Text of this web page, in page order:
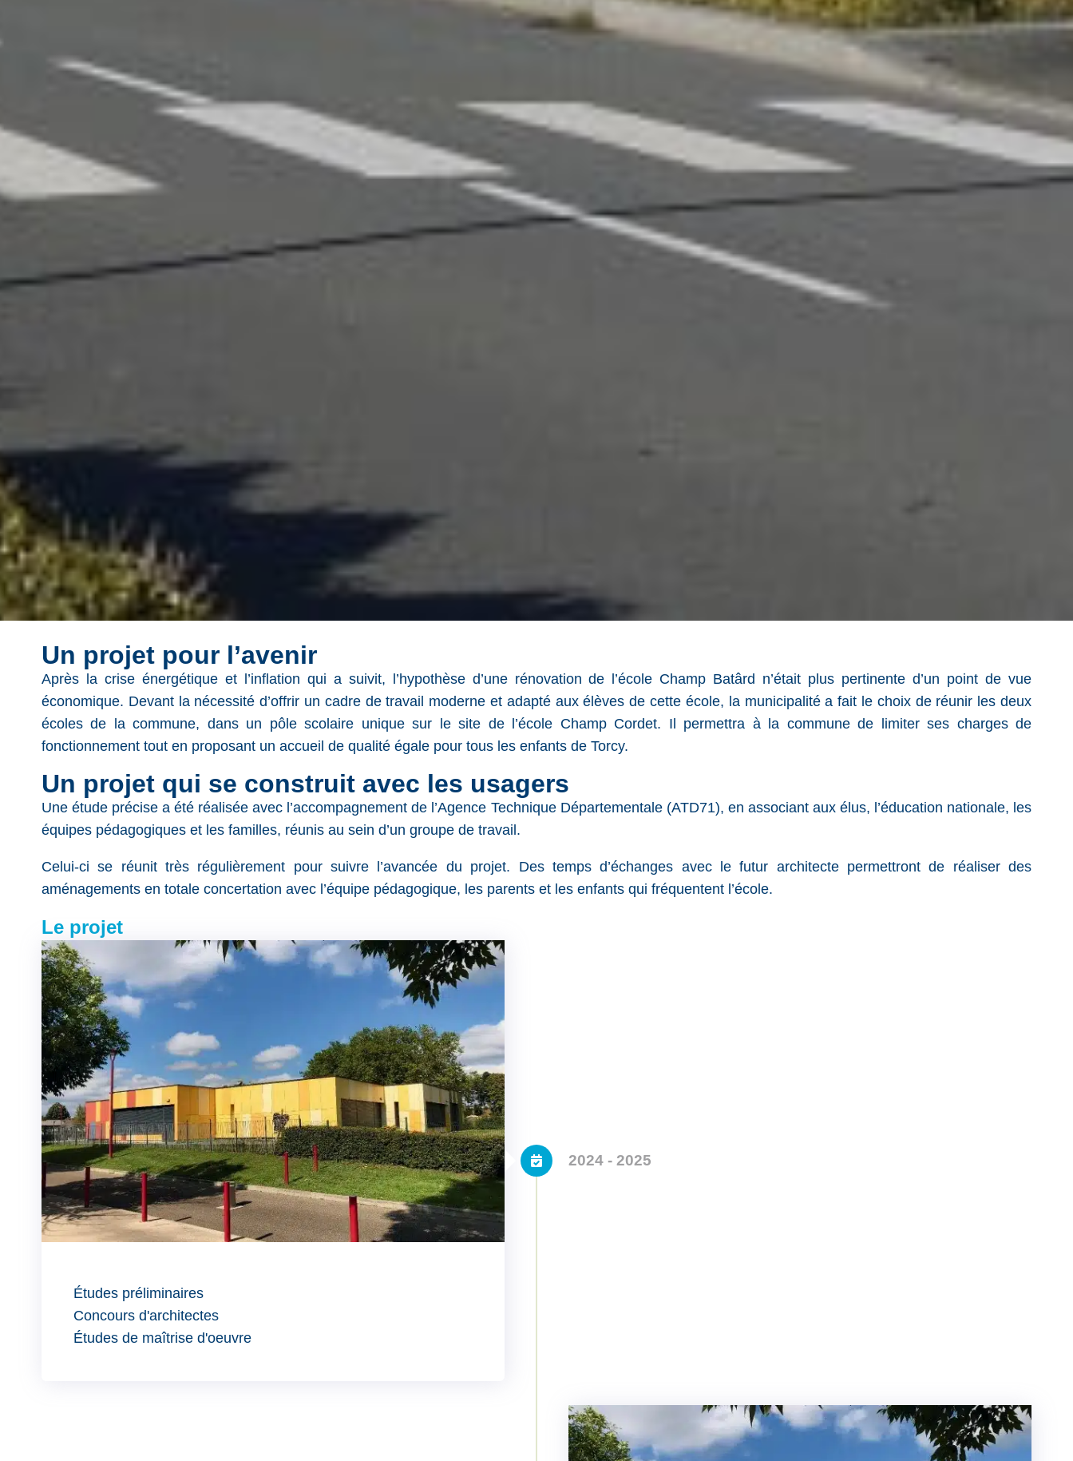
Un projet pour l’avenir
Après la crise énergétique et l’inflation qui a suivit, l’hypothèse d’une rénovation de l’école Champ Batârd n’était plus pertinente d’un point de vue
économique. Devant la nécessité d’offrir un cadre de travail moderne et adapté aux élèves de cette école, la municipalité a fait le choix de réunir les deux
écoles de la commune, dans un pôle scolaire unique sur le site de l’école Champ Cordet. Il permettra à la commune de limiter ses charges de
fonctionnement tout en proposant un accueil de qualité égale pour tous les enfants de Torcy.
Un projet qui se construit avec les usagers
Une étude précise a été réalisée avec l’accompagnement de l’Agence Technique Départementale (ATD71), en associant aux élus, l’éducation nationale, les
équipes pédagogiques et les familles, réunis au sein d’un groupe de travail.
Celui-ci se réunit très régulièrement pour suivre l’avancée du projet. Des temps d’échanges avec le futur architecte permettront de réaliser des
aménagements en totale concertation avec l’équipe pédagogique, les parents et les enfants qui fréquentent l’école.
Le projet
Études préliminaires
Concours d'architectes
Études de maîtrise d'oeuvre
2024 - 2025